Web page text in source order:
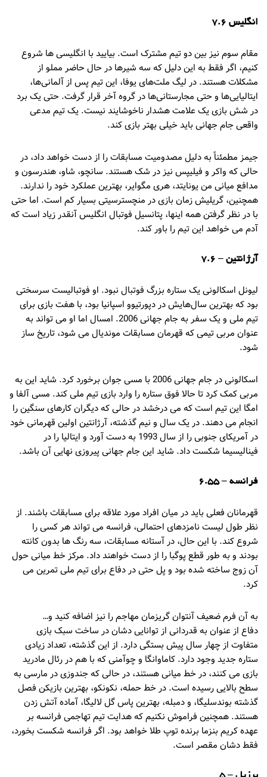
انگلیس 7.6
مقام سوم نیز بین دو تیم مشترک است. بیایید با انگلیسی ها شروع
کنیم، اگر فقط به این دلیل که سه شیرها در حال حاضر مملو از
مشکلات هستند. در لیگ ملت‌های یوفا، این تیم پس از آلمانی‌ها،
ایتالیایی‌ها و حتی مجارستانی‌ها در گروه آخر قرار گرفت. حتی یک برد
در شش بازی یک علامت هشدار ناخوشایند نیست. یک تیم مدعی
واقعی جام جهانی باید خیلی بهتر بازی کند.
جیمز مطمئناً به دلیل مصدومیت مسابقات را از دست خواهد داد، در
حالی که واکر و فیلیپس نیز در شک هستند. سانچو، شاو، هندرسون و
مدافع میانی من یونایتد، هری مگوایر، بهترین عملکرد خود را ندارند.
همچنین، گریلیش زمان بازی در منچسترسیتی بسیار کم است. اما حتی
با در نظر گرفتن همه اینها، پتانسیل فوتبال انگلیس آنقدر زیاد است که
آدم می خواهد این تیم را باور کند.
آرژانتین – 7.6
لیونل اسکالونی یک ستاره بزرگ فوتبال نبود. او فوتبالیست سرسختی
بود که بهترین سال‌هایش در دپورتیوو اسپانیا بود، با هفت بازی برای
تیم ملی و یک سفر به جام جهانی 2006. امسال اما او می تواند به
عنوان مربی تیمی که قهرمان مسابقات موندیال می شود، تاریخ ساز
شود.
اسکالونی در جام جهانی 2006 با مسی جوان برخورد کرد. شاید این به
مربی کمک کرد تا حالا فوق ستاره را وارد بازی تیم ملی کند. مسی آلفا و
امگا این تیم است که می درخشد در حالی که دیگران کارهای سنگین را
انجام می دهند. در یک سال و نیم گذشته، آرژانتین اولین قهرمانی خود
در آمریکای جنوبی را از سال 1993 به دست آورد و ایتالیا را در
فینالیسیما شکست داد. شاید این جام جهانی پیروزی نهایی آن باشد.
فرانسه – 6.55
قهرمانان فعلی باید در میان افراد مورد علاقه برای مسابقات باشند. از
نظر طول لیست نامزدهای احتمالی، فرانسه می تواند هر کسی را
شروع کند. با این حال، در آستانه مسابقات، سه رنگ ها بدون کانته
بودند و به طور قطع پوگبا را از دست خواهند داد. مرکز خط میانی حول
آن زوج ساخته شده بود و پل حتی در دفاع برای تیم ملی تمرین می
کرد.
به آن فرم ضعیف آنتوان گریزمان مهاجم را نیز اضافه کنید و…
دفاع از عنوان به قدردانی از توانایی دشان در ساخت سبک بازی
متفاوت از چهار سال پیش بستگی دارد. از این گذشته، تعداد زیادی
ستاره جدید وجود دارد. کاماوانگا و چوآمنی که با هم در رئال مادرید
بازی می کنند، در خط میانی هستند، در حالی که جندوزی در مارسی به
سطح بالایی رسیده است. در خط حمله، نکونکو، بهترین بازیکن فصل
گذشته بوندسلیگا، و دمبله، بهترین پاس گل لالیگا، آماده آتش زدن
هستند. همچنین فراموش نکنیم که هدایت تیم تهاجمی فرانسه بر
عهده کریم بنزما برنده توپ طلا خواهد بود. اگر فرانسه شکست بخورد،
فقط دشان مقصر است.